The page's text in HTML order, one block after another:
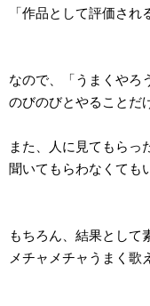
「作品として評価され
なので、「うまくやろ
のびのびとやることだ
また、人に見てもらっ
聞いてもらわなくても
もちろん、結果として
メチャメチャうまく歌